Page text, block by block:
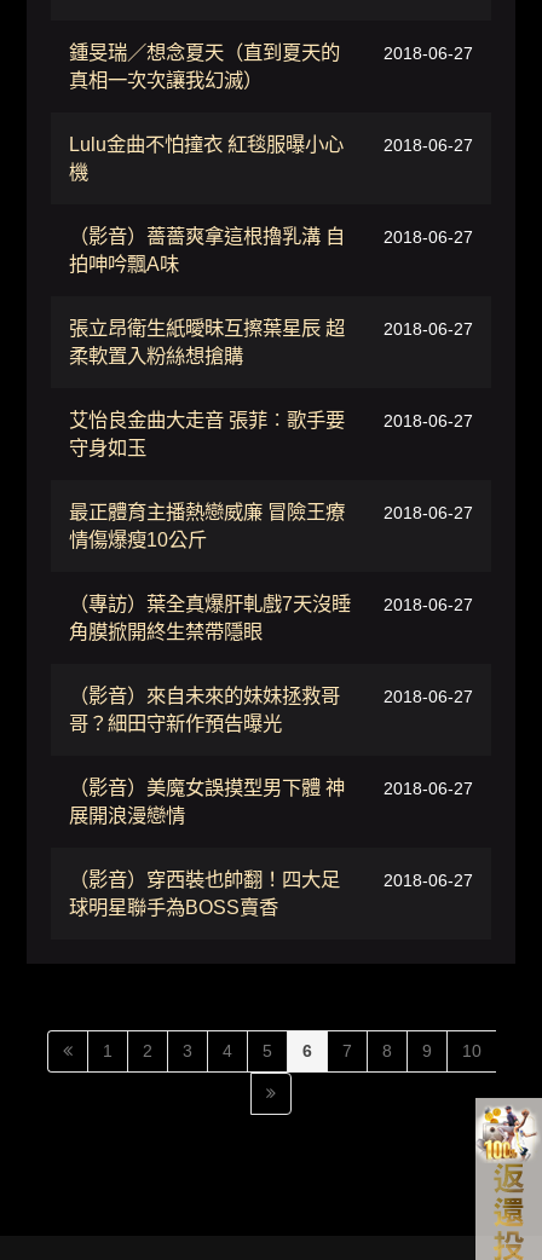
2018-06-27
鍾旻瑞／想念夏天（直到夏天的
真相一次次讓我幻滅）
2018-06-27
Lulu金曲不怕撞衣 紅毯服曝小心
機
2018-06-27
（影音）薔薔爽拿這根擼乳溝 自
拍呻吟飄A味
2018-06-27
張立昂衛生紙曖昧互擦葉星辰 超
柔軟置入粉絲想搶購
2018-06-27
艾怡良金曲大走音 張菲︰歌手要
守身如玉
2018-06-27
最正體育主播熱戀威廉 冒險王療
情傷爆瘦10公斤
2018-06-27
（專訪）葉全真爆肝軋戲7天沒睡
角膜掀開終生禁帶隱眼
2018-06-27
（影音）來自未來的妹妹拯救哥
哥？細田守新作預告曝光
2018-06-27
（影音）美魔女誤摸型男下體 神
展開浪漫戀情
2018-06-27
（影音）穿西裝也帥翻！四大足
球明星聯手為BOSS賣香
1 2 3 4 5 6 7 8 9 10